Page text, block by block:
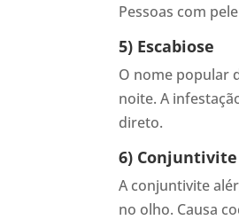
Pessoas com
5) Escabiose
O nome popular
noite. A
direto.
6) Conjuntivite
A conjuntivite
no olho. Causa